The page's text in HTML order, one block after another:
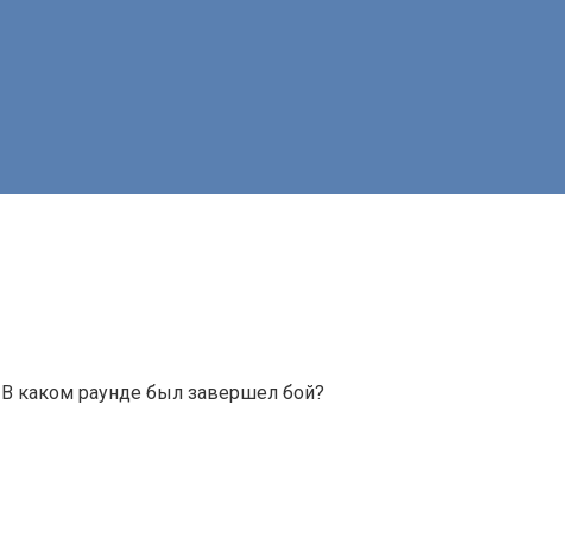
каком раунде был завершел бой?